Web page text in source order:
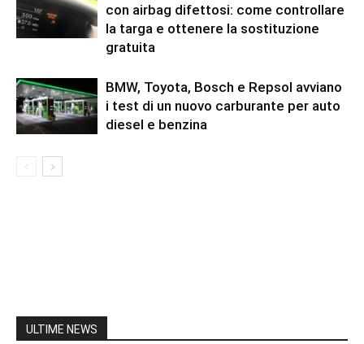
con airbag difettosi: come controllare
la targa e ottenere la sostituzione
gratuita
BMW, Toyota, Bosch e Repsol avviano
i test di un nuovo carburante per auto
diesel e benzina
ULTIME NEWS